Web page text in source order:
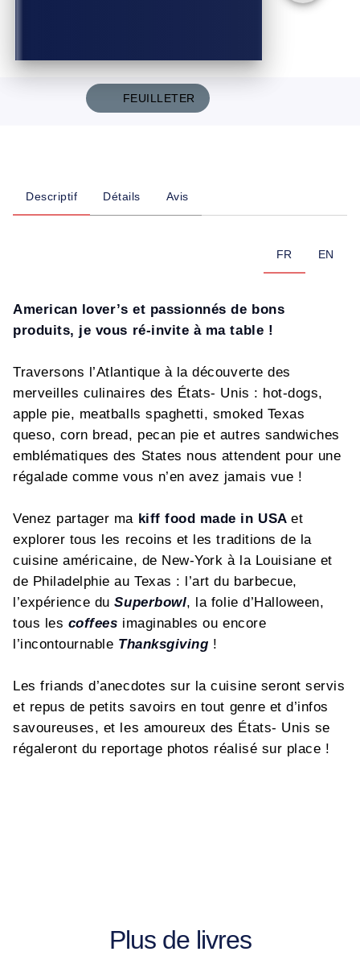
FEUILLETER
Descriptif Détails Avis
FR EN
American lover’s et passionnés de bons
produits, je vous ré-invite à ma table !
Traversons l’Atlantique à la découverte des
merveilles culinaires des États- Unis : hot-dogs,
apple pie, meatballs spaghetti, smoked Texas
queso, corn bread, pecan pie et autres sandwiches
emblématiques des States nous attendent pour une
régalade comme vous n’en avez jamais vue !
Venez partager ma kiff food made in USAet
explorer tous les recoins et les traditions de la
cuisine américaine, de New-York à la Louisiane et
de Philadelphie au Texas : l’art du barbecue,
l’expérience duSuperbowl, la folie d’Halloween,
tous les coffees imaginables ou encore
l’incontournable Thanksgiving !
Les friands d’anecdotes sur la cuisine seront servis
et repus de petits savoirs en tout genre et d’infos
savoureuses, et les amoureux des États- Unis se
régaleront du reportage photos réalisé sur place !
Plus de livres